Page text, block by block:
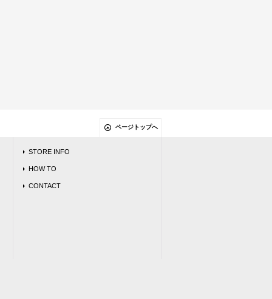
ページトップへ
STORE INFO
HOW TO
CONTACT